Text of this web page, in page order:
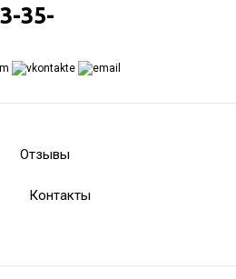
35-
Отзывы
Контакты